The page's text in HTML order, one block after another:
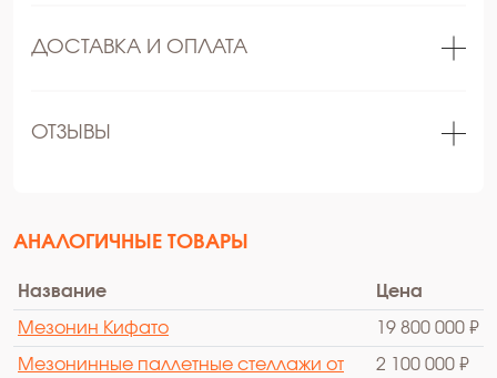
ДОСТАВКА И ОПЛАТА
ОТЗЫВЫ
АНАЛОГИЧНЫЕ ТОВАРЫ
Название Цена
Мезонин Кифато 19 800 000 ₽
Мезонинные паллетные стеллажи от 2 100 000 ₽